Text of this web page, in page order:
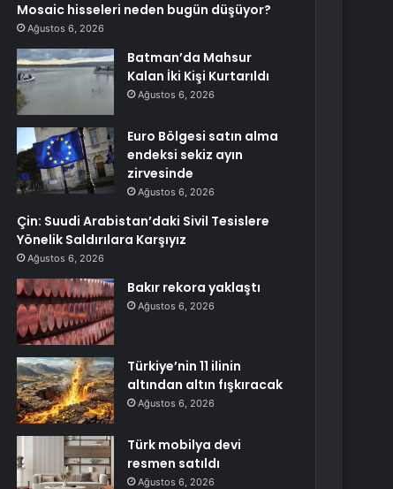
Mosaic hisseleri neden bugün düşüyor?
Ağustos 6, 2026
Batman’da Mahsur
Kalan İki Kişi Kurtarıldı
Ağustos 6, 2026
Euro Bölgesi satın alma
endeksi sekiz ayın
zirvesinde
Ağustos 6, 2026
Çin: Suudi Arabistan’daki Sivil Tesislere
Yönelik Saldırılara Karşıyız
Ağustos 6, 2026
Bakır rekora yaklaştı
Ağustos 6, 2026
Türkiye’nin 11 ilinin
altından altın fışkıracak
Ağustos 6, 2026
Türk mobilya devi
resmen satıldı
Ağustos 6, 2026